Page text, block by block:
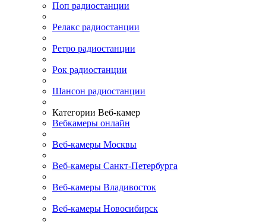
Поп радиостанции
Релакс радиостанции
Ретро радиостанции
Рок радиостанции
Шансон радиостанции
Категории Веб-камер
Вебкамеры онлайн
Веб-камеры Москвы
Веб-камеры Санкт-Петербурга
Веб-камеры Владивосток
Веб-камеры Новосибирск